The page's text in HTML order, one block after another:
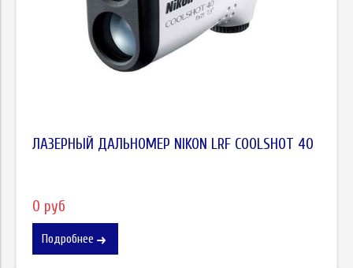
ЛАЗЕРНЫЙ ДАЛЬНОМЕР NIKON LRF COOLSHOT 40
0 руб
Подробнее